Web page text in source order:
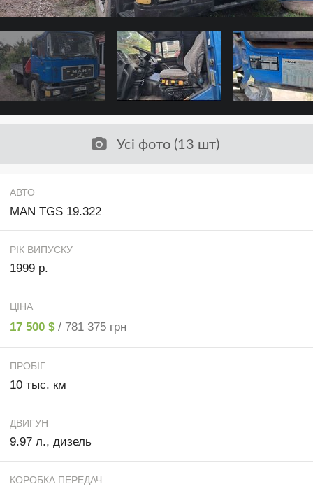
Усі фото (13 шт)
АВТО
MAN TGS 19.322
РІК ВИПУСКУ
1999 р.
ЦІНА
17 500 $ / 781 375 грн
ПРОБІГ
10 тыс. км
ДВИГУН
9.97 л., дизель
КОРОБКА ПЕРЕДАЧ